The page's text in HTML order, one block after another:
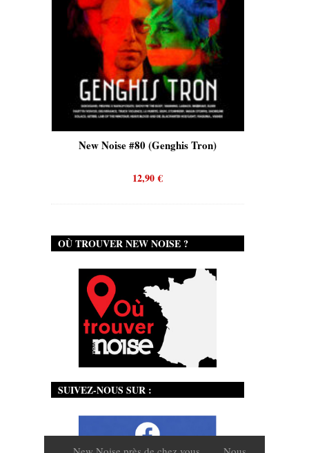
New Noise #80 (Genghis Tron)
12,90€
OÙ TROUVER NEW NOISE ?
SUIVEZ-NOUS SUR :